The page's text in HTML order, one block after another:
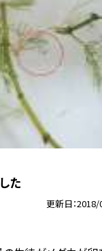
た
更新日 2018/